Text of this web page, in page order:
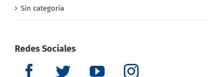
Sin categoría